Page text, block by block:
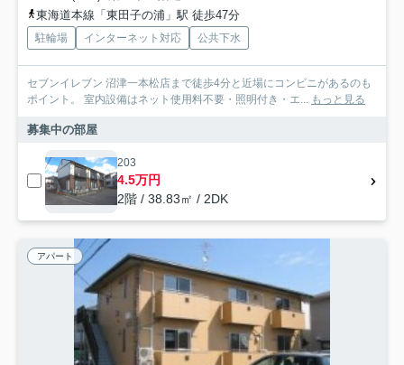
東海道本線「東田子の浦」駅 徒歩47分
駐輪場 インターネット対応 公共下水
セブンイレブン 沼津一本松店まで徒歩4分と近場にコンビニがあるのも
ポイント。 室内設備はネット使用料不要・照明付き・エ...
もっと見る
募集中の部屋
203
4.5万円
2階 / 38.83㎡ / 2DK
アパート